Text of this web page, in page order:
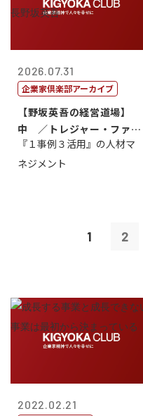
2026.07.31
企業家倶楽部アーカイブ
【野坂英吾の経営道場】
中 ／トレジャー・ファク
トリー社長野坂...
『１事例３活用』の人材マ
ネジメント
1 2
2022.02.21